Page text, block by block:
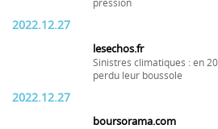
pression
2022.12.27
lesechos.fr
Sinistres climatiques : en
perdu leur boussole
2022.12.27
boursorama.com